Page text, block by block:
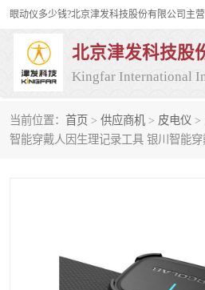
北京津发科技股
Kingfar International
当前位置： 首页 > 供应商机 > 皮电仪 >
智能穿戴人因生理记录工具 银川智能穿
皮电仪
行为观察与表情分析